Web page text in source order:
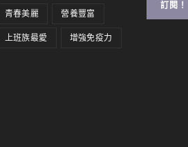
青春美麗 營養豐富
上班族最愛 增強免疫力